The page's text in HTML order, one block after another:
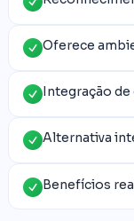
Oferece
Integração de
Alternativa
Benefícios